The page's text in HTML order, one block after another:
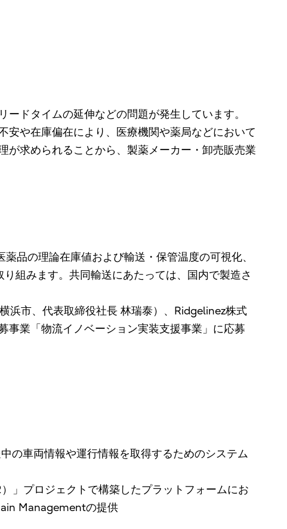
ドタイムの延伸などの問題が発生しています。
安や在庫偏在により、医療機関や薬局などにおいて
が求められることから、製薬メーカー・卸売販売業
品の理論在庫値および輸送・保管温度の可視化、
組みます。共同輸送にあたっては、国内で製造さ
浜市、代表取締役社長 林瑞泰）、Ridgelinez株式
事業「物流イノベーション実装支援事業」に応募
の車両情報や運行情報を取得するためのシステム
」プロジェクトで構築したプラットフォームにお
Managementの提供